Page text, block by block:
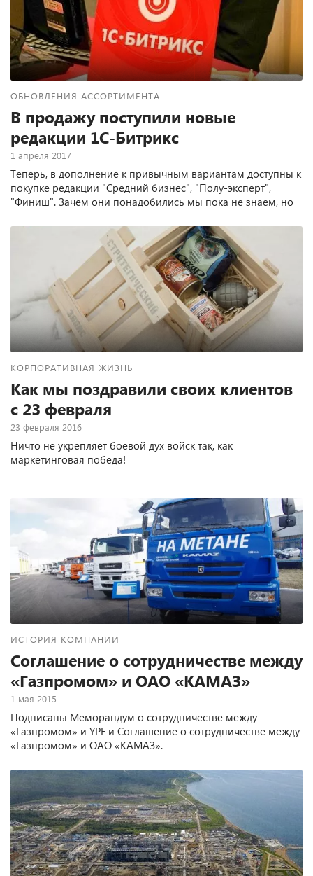
ОБНОВЛЕНИЯ АССОРТИМЕНТА
В продажу поступили новые
редакции 1С-Битрикс
1 апреля 2017
Теперь, в дополнение к привычным вариантам доступны к
покупке редакции "Средний бизнес", "Полу-эксперт",
"Финиш". Зачем они понадобились мы пока не знаем, но
КОРПОРАТИВНАЯ ЖИЗНЬ
Как мы поздравили своих клиентов
с 23 февраля
23 февраля 2016
Ничто не укрепляет боевой дух войск так, как
маркетинговая победа!
ИСТОРИЯ КОМПАНИИ
Соглашение о сотрудничестве между
«Газпромом» и ОАО «КАМАЗ»
1 мая 2015
Подписаны Меморандум о сотрудничестве между
«Газпромом» и YPF и Соглашение о сотрудничестве между
«Газпромом» и ОАО «КАМАЗ».